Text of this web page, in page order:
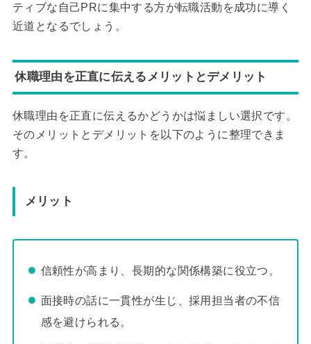
ティブな自己PRに集中する方が転職活動を成功に導く
近道となるでしょう。
休職理由を正直に伝えるメリットとデメリット
休職理由を正直に伝えるかどうかは悩ましい選択です。
そのメリットとデメリットを以下のように整理できま
す。
メリット
信頼性が高まり、長期的な関係構築に役立つ。
面接時の話に一貫性が生じ、採用担当者の不信
感を避けられる。